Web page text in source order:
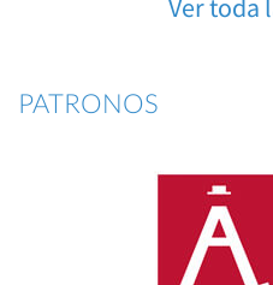
Ver toda
PATRONOS